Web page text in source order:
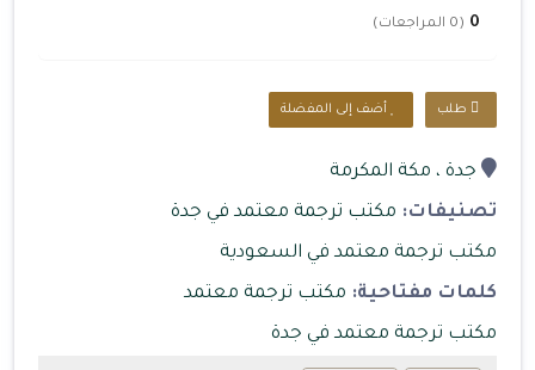
0 (0 المراجعات)
طلب أضف إلى المفضلة
جدة ، مكة المكرمة
تصنيفات: مكتب ترجمة معتمد في جدة
مكتب ترجمة معتمد في السعودية
كلمات مفتاحية: مكتب ترجمة معتمد
مكتب ترجمة معتمد في جدة